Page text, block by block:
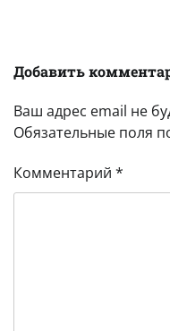
Добавить
Ваш адрес email не
Обязательные поля
Комментарий *